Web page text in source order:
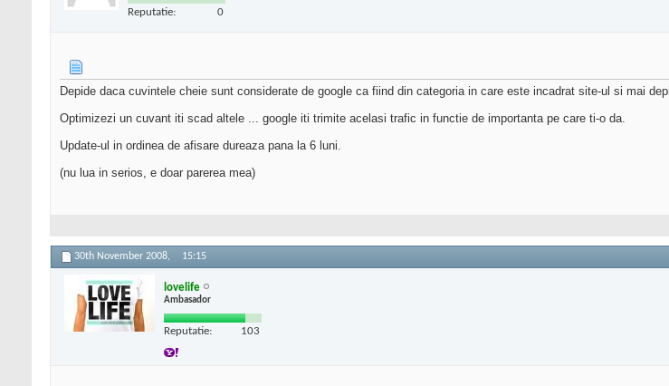
Reputatie: 0
Depide daca cuvintele cheie sunt considerate de google ca fiind din categoria in care este incadrat site-ul si mai
Optimizezi un cuvant iti scad altele ... google iti trimite acelasi trafic in functie de importanta pe care ti-o da.
Update-ul in ordinea de afisare dureaza pana la 6 luni.
(nu lua in serios, e doar parerea mea)
30th November 2008, 15:15
lovelife
Ambasador
Reputatie: 103